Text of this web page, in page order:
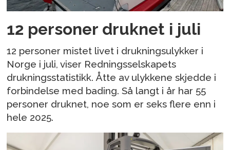
12 personer druknet i juli
12 personer mistet livet i drukningsulykker i
Norge i juli, viser Redningsselskapets
drukningsstatistikk. Åtte av ulykkene skjedde i
forbindelse med bading. Så langt i år har 55
personer druknet, noe som er seks flere enn i
hele 2025.